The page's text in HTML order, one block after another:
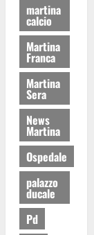
martina
calcio
Martina
Franca
Martina
Sera
News
Martina
Ospedale
palazzo
ducale
Pd